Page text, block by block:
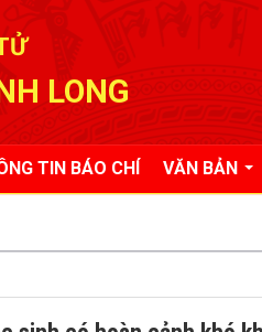
LONG
TIN BÁO CHÍ VĂN BẢN